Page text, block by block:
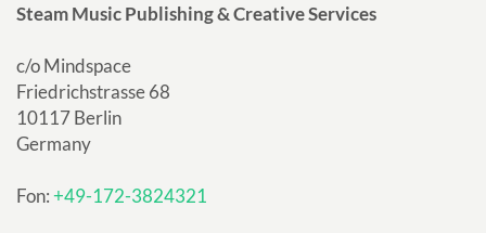
Steam Music Publishing & Creative Services
c/o Mindspace
Friedrichstrasse 68
10117 Berlin
Germany
Fon:+49-172-3824321